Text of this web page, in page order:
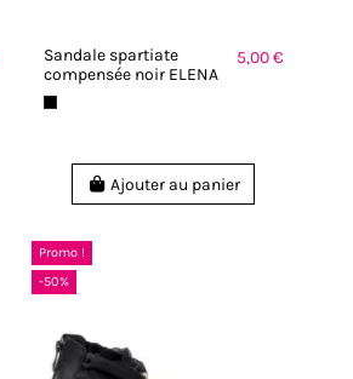
Sandale spartiate
compensée noir ELENA
5,00 €
Ajouter au panier
Promo !
-50%